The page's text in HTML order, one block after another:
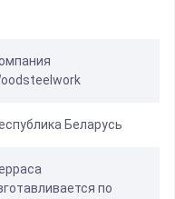
Беларусь
по